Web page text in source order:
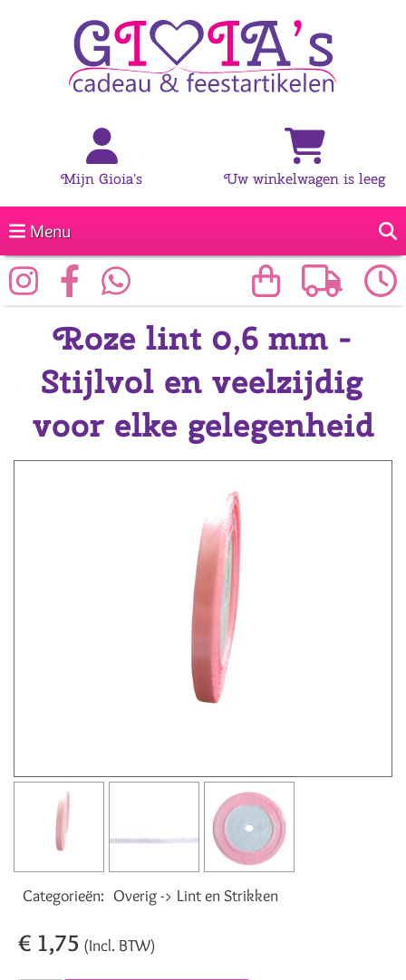
Mijn Gioia's Uw winkelwagen is leeg
Menu
Roze lint 0,6 mm -
Stijlvol en veelzijdig
voor elke gelegenheid
Categorieën: Overig -> Lint en Strikken
€ 1,75 (Incl. BTW)